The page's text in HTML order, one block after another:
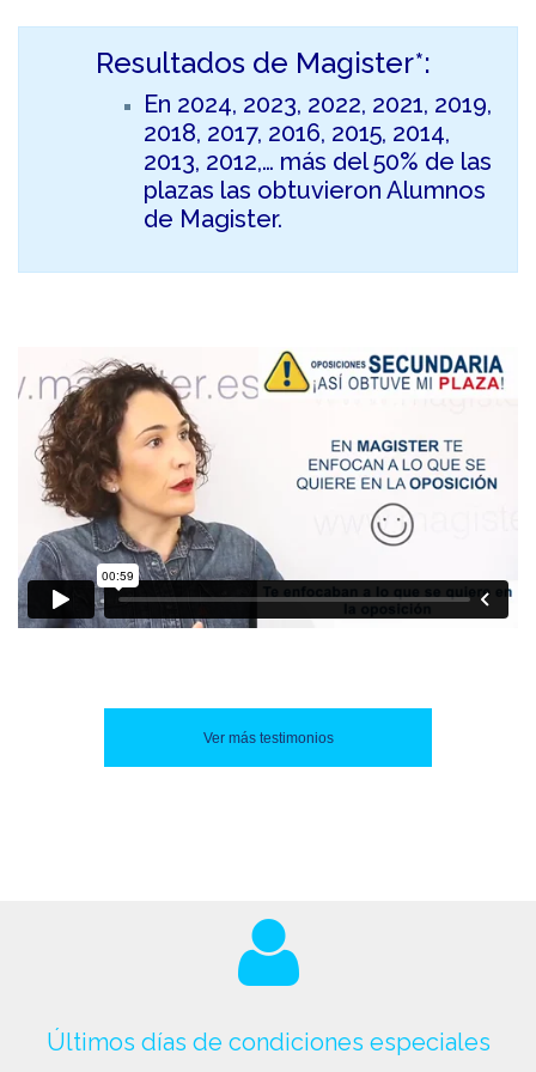
Resultados de Magister*:
En 2024, 2023, 2022, 2021, 2019,
2018, 2017, 2016, 2015, 2014,
2013, 2012,… más del 50% de las
plazas las obtuvieron Alumnos
de Magister.
Ver más testimonios
Últimos días de condiciones especiales